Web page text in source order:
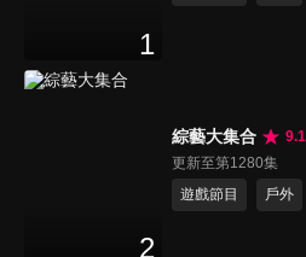
1
2
綜藝大集合
9.1
更新至第1280集
遊戲節目
戶外